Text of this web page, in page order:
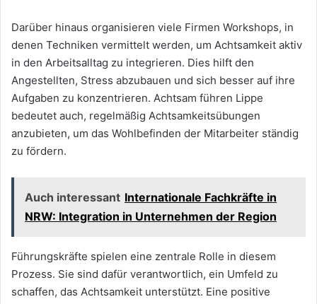
Darüber hinaus organisieren viele Firmen Workshops, in
denen Techniken vermittelt werden, um Achtsamkeit aktiv
in den Arbeitsalltag zu integrieren. Dies hilft den
Angestellten, Stress abzubauen und sich besser auf ihre
Aufgaben zu konzentrieren. Achtsam führen Lippe
bedeutet auch, regelmäßig Achtsamkeitsübungen
anzubieten, um das Wohlbefinden der Mitarbeiter ständig
zu fördern.
Auch interessant Internationale Fachkräfte in
NRW: Integration in Unternehmen der Region
Führungskräfte spielen eine zentrale Rolle in diesem
Prozess. Sie sind dafür verantwortlich, ein Umfeld zu
schaffen, das Achtsamkeit unterstützt. Eine positive